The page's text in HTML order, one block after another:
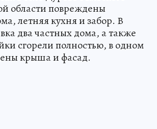
области повреждены
летняя кухня и забор. В
два частных дома, а также
сгорели полностью, в одном
крыша и фасад.